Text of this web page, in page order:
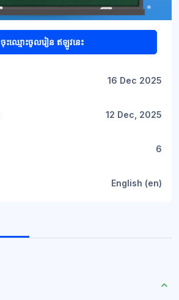
ចុះឈ្មោះចូលរៀន ឥឡូវនេះ
16 Dec 2025
12 Dec, 2025
6
English ‎(en)‎